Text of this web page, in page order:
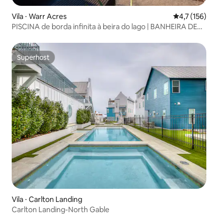
Vila ⋅ Warr Acres 4,7 de uma
4,7 (156)
PISCINA de borda infinita à beira do lago | BANHEIRA DE
Superhost
Superhost
Vila ⋅ Carlton Landing
Carlton Landing-North Gable